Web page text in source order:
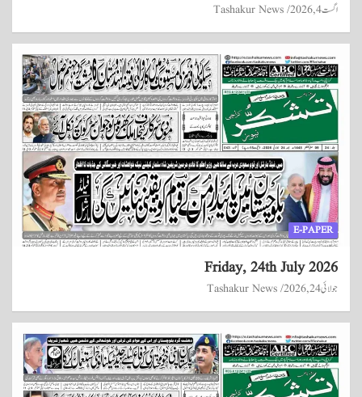
اگست 4, 2026 Tashakur News
E-PAPER
Friday, 24th July 2026
جولائی 24, 2026 Tashakur News